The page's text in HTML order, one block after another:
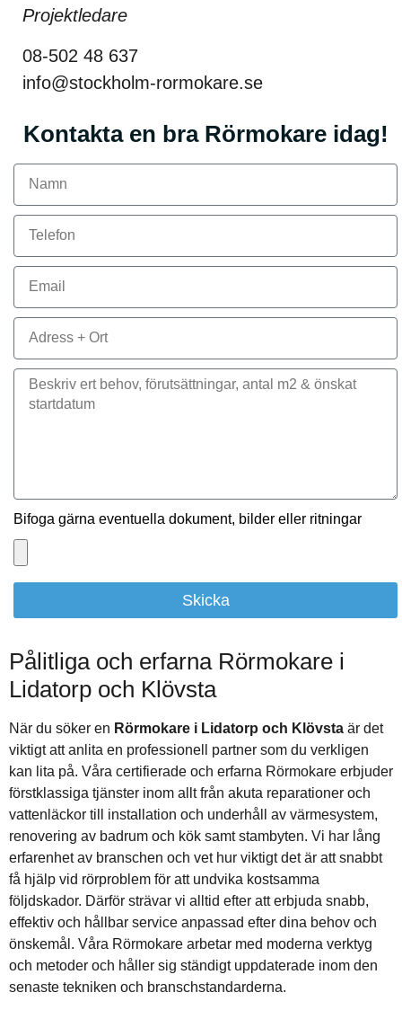
Pålitliga och erfarna Rörmokare i
Lidatorp och Klövsta
När du söker en Rörmokare i Lidatorp och Klövsta är det
viktigt att anlita en professionell partner som du verkligen
kan lita på. Våra certifierade och erfarna Rörmokare erbjuder
förstklassiga tjänster inom allt från akuta reparationer och
vattenläckor till installation och underhåll av värmesystem,
renovering av badrum och kök samt stambyten. Vi har lång
erfarenhet av branschen och vet hur viktigt det är att snabbt
få hjälp vid rörproblem för att undvika kostsamma
följdskador. Därför strävar vi alltid efter att erbjuda snabb,
effektiv och hållbar service anpassad efter dina behov och
önskemål. Våra Rörmokare arbetar med moderna verktyg
och metoder och håller sig ständigt uppdaterade inom den
senaste tekniken och branschstandarderna.
Projektledare
08-502 48 637
info@stockholm-rormokare.se
Kontakta en bra Rörmokare idag!
Bifoga gärna eventuella dokument, bilder eller ritningar
Skicka